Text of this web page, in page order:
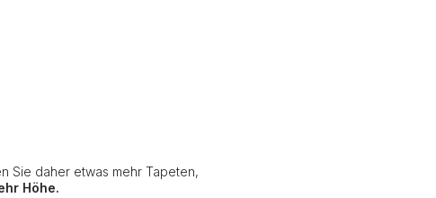
Sie daher etwas mehr Tapeten,
Höhe.